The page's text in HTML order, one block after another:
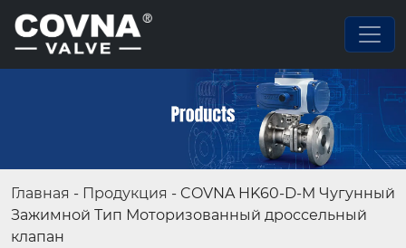
Главная - Продукция - COVNA HK60-D-M Чугунный
Зажимной Тип Моторизованный дроссельный
клапан